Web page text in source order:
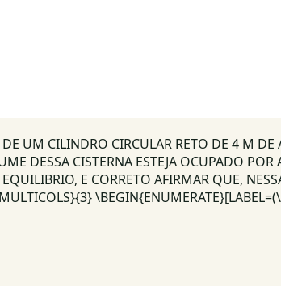
UM CILINDRO CIRCULAR RETO DE 4 M
DESSA CISTERNA ESTEJA OCUPADO
E CORRETO AFIRMAR QUE,